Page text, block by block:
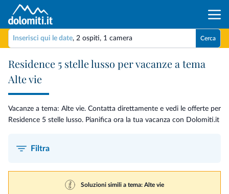
Inserisci qui le date, 2 ospiti, 1 camera Cerca
Residence 5 stelle lusso per vacanze a tema
Alte vie
Vacanze a tema: Alte vie. Contatta direttamente e vedi le offerte per
Residence 5 stelle lusso. Pianifica ora la tua vacanza con Dolomiti.it
Filtra
Soluzioni simili a tema: Alte vie